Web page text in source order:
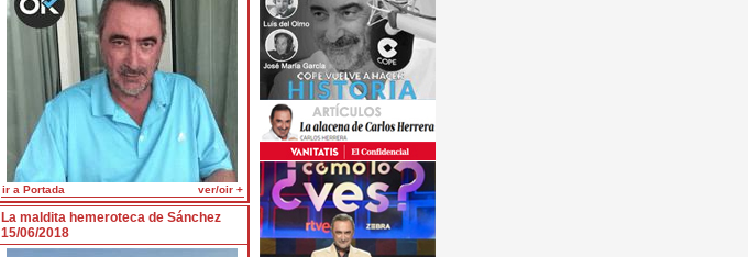
ir a Portada ver/oir +
La maldita hemeroteca de Sánchez
15/06/2018